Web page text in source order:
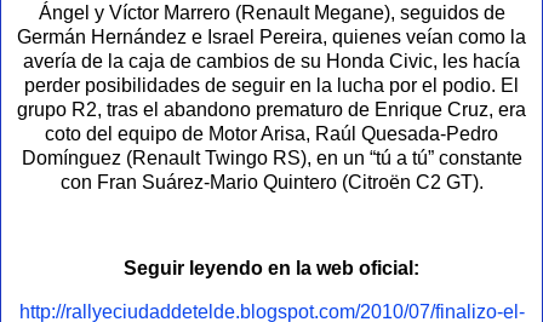
Ángel y Víctor Marrero (Renault Megane), seguidos de
Germán Hernández e Israel Pereira, quienes veían como la
avería de la caja de cambios de su Honda Civic, les hacía
perder posibilidades de seguir en la lucha por el podio. El
grupo R2, tras el abandono prematuro de Enrique Cruz, era
coto del equipo de Motor Arisa, Raúl Quesada-Pedro
Domínguez (Renault Twingo RS), en un “tú a tú” constante
con Fran Suárez-Mario Quintero (Citroën C2 GT).
Seguir leyendo en la web oficial:
http://rallyeciudaddetelde.blogspot.com/2010/07/finalizo-el-